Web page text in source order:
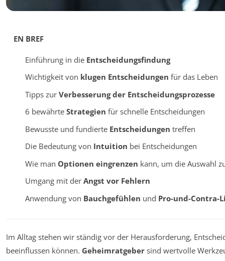
EN BREF
Einführung in die Entscheidungsfindung
Wichtigkeit von klugen Entscheidungen für das Leben
Tipps zur Verbesserung der Entscheidungsprozesse
6 bewährte Strategien für schnelle Entscheidungen
Bewusste und fundierte Entscheidungen treffen
Die Bedeutung von Intuition bei Entscheidungen
Wie man Optionen eingrenzen kann, um die Auswahl
Umgang mit der Angst vor Fehlern
Anwendung von Bauchgefühlen und Pro-und-Contra-
Im Alltag stehen wir ständig vor der Herausforderung,
beeinflussen können. Geheimratgeber sind wertvolle